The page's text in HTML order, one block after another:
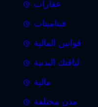
عقارات
فيتامينات
قوانين المالية
لياقتك البدنية
مالية
مدن مختلفة